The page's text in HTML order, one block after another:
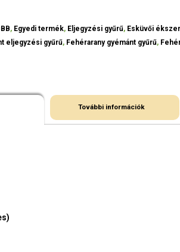
, Egyedi termék, Eljegyzési gyűrű, Esküvői ékszer
eljegyzési gyűrű, Fehérarany gyémánt gyűrű,
További információk